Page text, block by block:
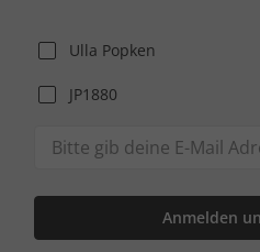
Ulla Popken
JP1880
Anmelden